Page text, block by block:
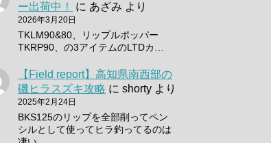
ー出荷中！
に あざみ より
2026年3月20日
TKLM90&80、リップルポッパー
TKRP90、の3アイテムのLTDカ…
【Field report】高知県南西部の
磯ヒラスズキ攻略 に shorty より
2025年2月24日
BKS125のリップを全部削ってペン
シルとして使ってヒラ釣ってるのは